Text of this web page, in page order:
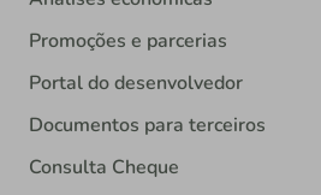
Promoções e parcerias
Portal do desenvolvedor
Documentos para terceiros
Consulta Cheque